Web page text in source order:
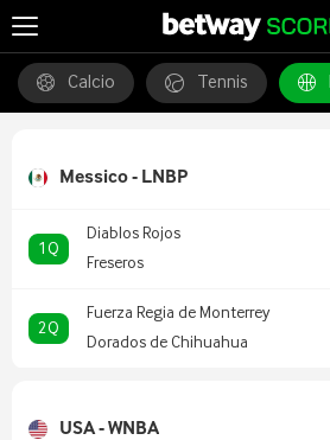
Calcio Tennis
Messico - LNBP
1Q
Diablos Rojos
Freseros
2Q
Fuerza Regia de Monterrey
Dorados de Chihuahua
USA - WNBA